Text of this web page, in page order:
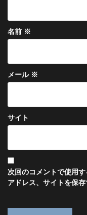
名前 ※
メール ※
サイト
次回のコメントで使用
アドレス、サイトを保存